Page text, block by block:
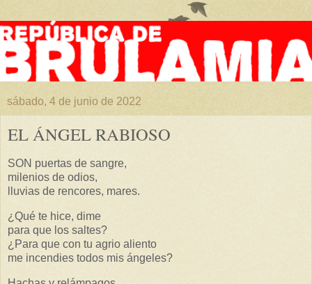
sábado, 4 de junio de 2022
EL ÁNGEL RABIOSO
SON puertas de sangre,
milenios de odios,
lluvias de rencores, mares.
¿Qué te hice, dime
para que los saltes?
¿Para que con tu agrio aliento
me incendies todos mis ángeles?